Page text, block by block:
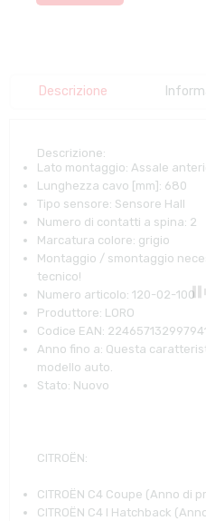
Descrizione
Descrizione:
Lato montaggio: Assale
Lunghezza cavo [mm]: 680
Tipo sensore: Sensore Hall
Numero di contatti a spina: 2
Marcatura colore: grigio
Montaggio / smontaggio
tecnico!
Numero articolo: 120-02-100
Produttore: LORO
Codice EAN:
Anno fino a: Questa
modello auto.
Stato: Nuovo
CITROËN:
CITROËN C4 Coupe (Anno di
CITROËN C4 I Hatchback